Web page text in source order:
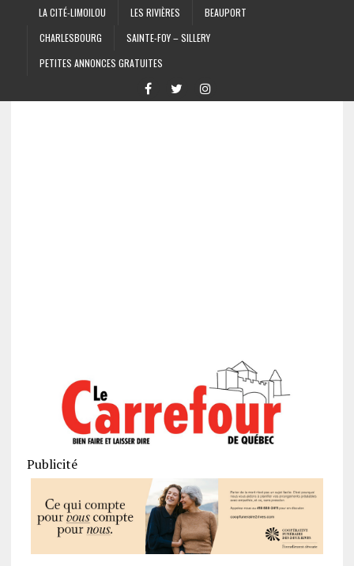
LA CITÉ-LIMOILOU LES RIVIÈRES
BEAUPORT
CHARLESBOURG
SAINTE-FOY – SILLERY
PETITES ANNONCES GRATUITES
Publicité